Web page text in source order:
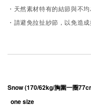
・天然素材特有的結節與不
・請避免拉扯紗節，以免造
Snow (170/62kg/胸圍一圈
one size